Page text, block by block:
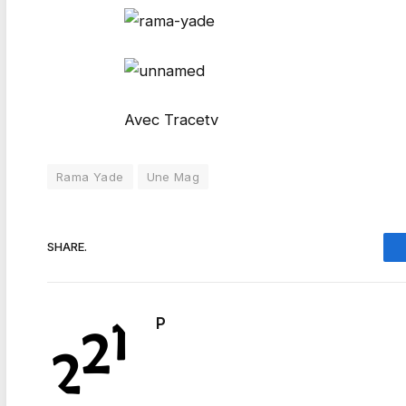
Avec Tracetv
Rama Yade Une Mag
SHARE.
P